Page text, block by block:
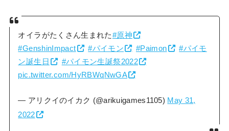
オイラがたくさん生まれた#原神
#GenshinImpact
#パイモン #Paimon
#パイモ
ン誕生日
#パイモン生誕祭2022
pic.twitter.com/HyRBWqNwGA
— アリクイのイカク (@arikuigames1105) May 31,
2022